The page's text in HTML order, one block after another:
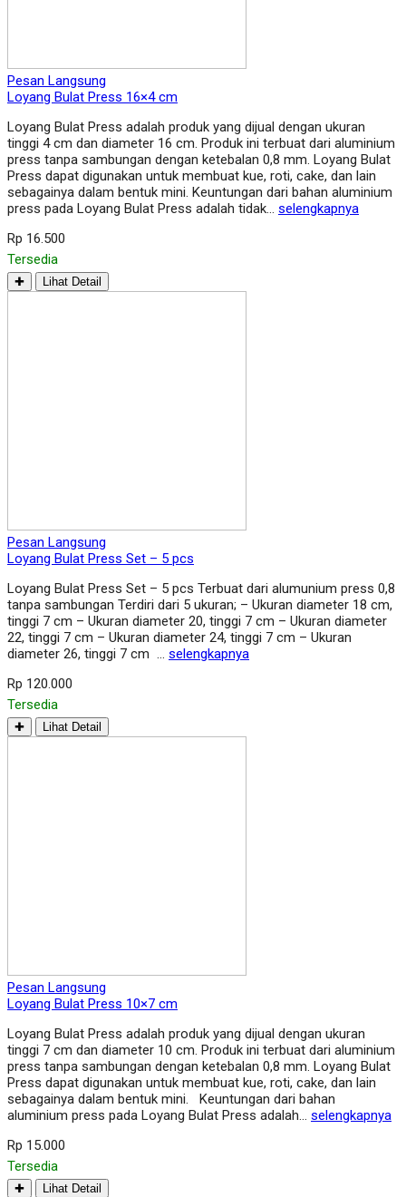
Pesan Langsung
Loyang Bulat Press 16×4 cm
Loyang Bulat Press adalah produk yang dijual dengan ukuran
tinggi 4 cm dan diameter 16 cm. Produk ini terbuat dari aluminium
press tanpa sambungan dengan ketebalan 0,8 mm. Loyang Bulat
Press dapat digunakan untuk membuat kue, roti, cake, dan lain
sebagainya dalam bentuk mini. Keuntungan dari bahan aluminium
press pada Loyang Bulat Press adalah tidak… selengkapnya
Rp 16.500
Tersedia
✚ Lihat Detail
Pesan Langsung
Loyang Bulat Press Set – 5 pcs
Loyang Bulat Press Set – 5 pcs Terbuat dari alumunium press 0,8
tanpa sambungan Terdiri dari 5 ukuran; – Ukuran diameter 18 cm,
tinggi 7 cm – Ukuran diameter 20, tinggi 7 cm – Ukuran diameter
22, tinggi 7 cm – Ukuran diameter 24, tinggi 7 cm – Ukuran
diameter 26, tinggi 7 cm … selengkapnya
Rp 120.000
Tersedia
✚ Lihat Detail
Pesan Langsung
Loyang Bulat Press 10×7 cm
Loyang Bulat Press adalah produk yang dijual dengan ukuran
tinggi 7 cm dan diameter 10 cm. Produk ini terbuat dari aluminium
press tanpa sambungan dengan ketebalan 0,8 mm. Loyang Bulat
Press dapat digunakan untuk membuat kue, roti, cake, dan lain
sebagainya dalam bentuk mini. Keuntungan dari bahan
aluminium press pada Loyang Bulat Press adalah… selengkapnya
Rp 15.000
Tersedia
✚ Lihat Detail